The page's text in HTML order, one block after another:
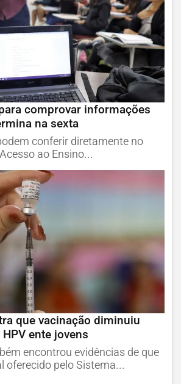
comprovar informações
na sexta
conferir diretamente no
ao Ensino...
que vacinação diminuiu
ente jovens
encontrou evidências de que
oferecido pelo Sistema...